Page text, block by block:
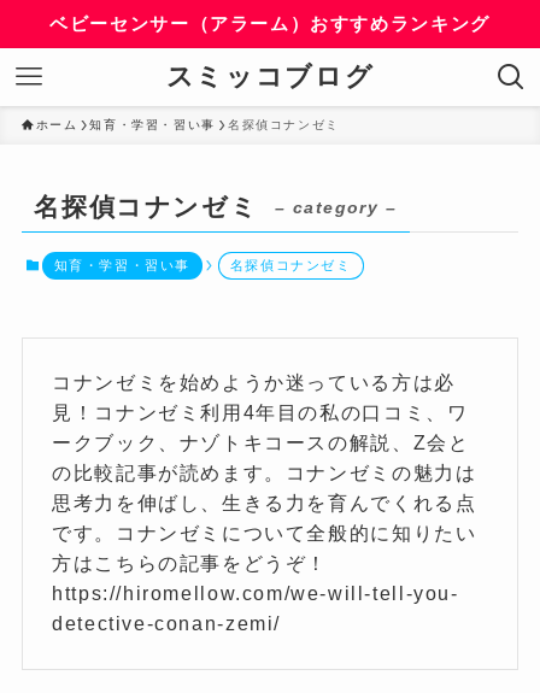
ベビーセンサー（アラーム）おすすめランキング
スミッコブログ
ホーム 知育・学習・習い事 名探偵コナンゼミ
名探偵コナンゼミ – category –
知育・学習・習い事 名探偵コナンゼミ
コナンゼミを始めようか迷っている方は必
見！コナンゼミ利用4年目の私の口コミ、ワ
ークブック、ナゾトキコースの解説、Z会と
の比較記事が読めます。コナンゼミの魅力は
思考力を伸ばし、生きる力を育んでくれる点
です。コナンゼミについて全般的に知りたい
方はこちらの記事をどうぞ！
https://hiromellow.com/we-will-tell-you-
detective-conan-zemi/